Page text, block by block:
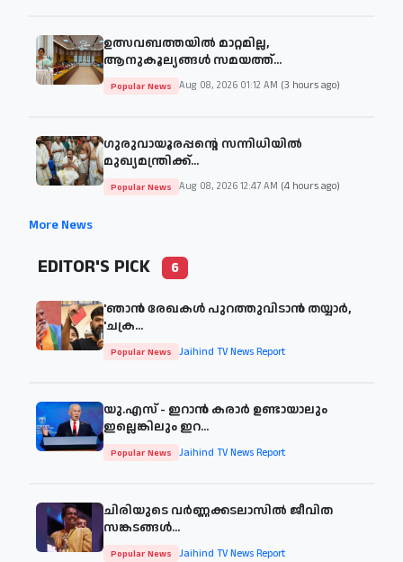
ഉത്സവബത്തയിൽ മാറ്റമില്ല,
ആനുകൂല്യങ്ങൾ സമയത്ത്...
Popular News Aug 08, 2026 01:12 AM (3 hours ago)
ഗുരുവായൂരപ്പന്റെ സന്നിധിയിൽ
മുഖ്യമന്ത്രിക്ക്...
Popular News Aug 08, 2026 12:47 AM (4 hours ago)
More News
EDITOR'S PICK 6
'ഞാന്‍ രേഖകള്‍ പുറത്തുവിടാന്‍ തയ്യാര്‍,
'ചക്ര...
Popular News Jaihind TV News Report
യു.എസ് - ഇറാൻ കരാർ ഉണ്ടായാലും
ഇല്ലെങ്കിലും ഇറ...
Popular News Jaihind TV News Report
ചിരിയുടെ വര്‍ണ്ണക്കടലാസില്‍ ജീവിത
സങ്കടങ്ങള്‍...
Popular News Jaihind TV News Report